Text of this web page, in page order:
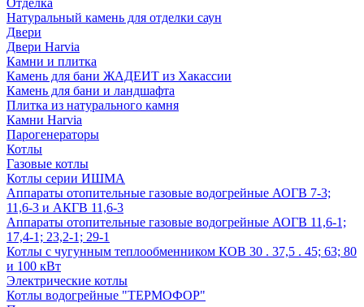
Отделка
Натуральный камень для отделки саун
Двери
Двери Harvia
Камни и плитка
Камень для бани ЖАДЕИТ из Хакассии
Камень для бани и ландшафта
Плитка из натурального камня
Камни Harvia
Парогенераторы
Котлы
Газовые котлы
Котлы серии ИШМА
Аппараты отопительные газовые водогрейные АОГВ 7-3;
11,6-3 и АКГВ 11,6-3
Аппараты отопительные газовые водогрейные АОГВ 11,6-1;
17,4-1; 23,2-1; 29-1
Котлы с чугунным теплообменником КОВ 30 . 37,5 . 45; 63; 80
и 100 кВт
Электрические котлы
Котлы водогрейные "ТЕРМОФОР"